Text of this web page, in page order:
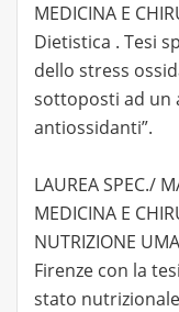
MEDICINA E
Dietistica . Tesi
dello stress
sottoposti ad un
antiossidanti”.
LAUREA SPEC./
MEDICINA E
NUTRIZIONE
Firenze con la
stato